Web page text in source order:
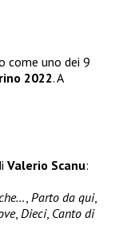
come uno dei 9
2022. A
Valerio Scanu:
Parto da qui,
, Dieci, Canto di